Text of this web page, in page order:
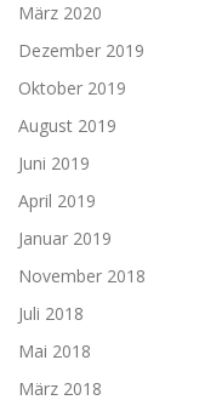
März 2020
Dezember 2019
Oktober 2019
August 2019
Juni 2019
April 2019
Januar 2019
November 2018
Juli 2018
Mai 2018
März 2018